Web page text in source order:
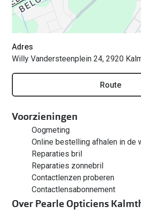
Adres
Willy Vandersteenplein 24, 2920
Route
Voorzieningen
Oogmeting
Online bestelling afhalen in de
Reparaties bril
Reparaties zonnebril
Contactlenzen proberen
Contactlensabonnement
Over Pearle Opticiens